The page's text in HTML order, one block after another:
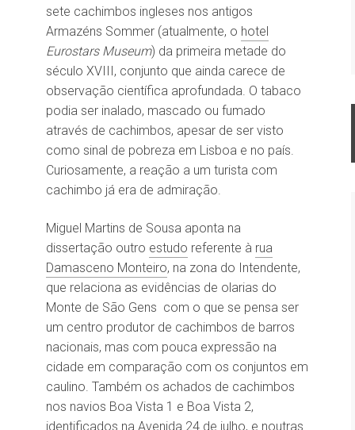
sete cachimbos ingleses nos antigos
Armazéns Sommer (atualmente, o hotel
Eurostars Museum) da primeira metade do
século XVIII, conjunto que ainda carece de
observação científica aprofundada. O tabaco
podia ser inalado, mascado ou fumado
através de cachimbos, apesar de ser visto
como sinal de pobreza em Lisboa e no país.
Curiosamente, a reação a um turista com
cachimbo já era de admiração.
Miguel Martins de Sousa aponta na
dissertação outro estudo referente à rua
Damasceno Monteiro, na zona do Intendente,
que relaciona as evidências de olarias do
Monte de São Gens com o que se pensa ser
um centro produtor de cachimbos de barros
nacionais, mas com pouca expressão na
cidade em comparação com os conjuntos em
caulino. Também os achados de cachimbos
nos navios Boa Vista 1 e Boa Vista 2,
identificados na Avenida 24 de julho, e noutras